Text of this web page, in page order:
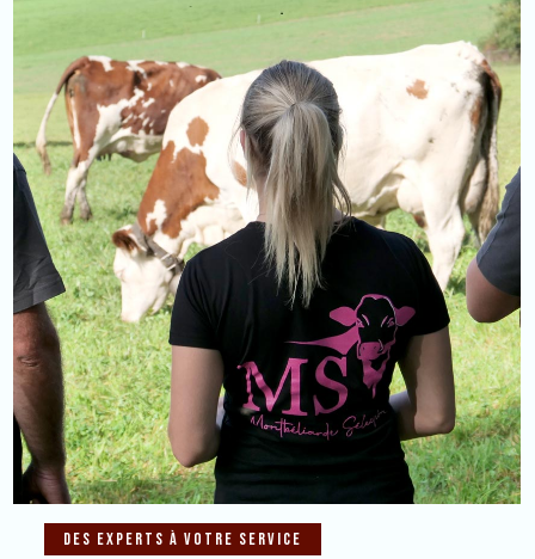
Des experts à votre service